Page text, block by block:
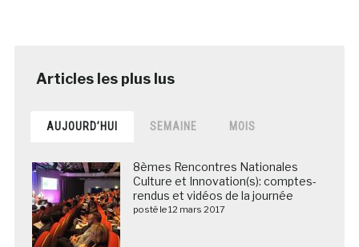
AUJOURD’HUI SEMAINE MOIS
8èmes Rencontres Nationales
Culture et Innovation(s): comptes-
rendus et vidéos de la journée
posté le 12 mars 2017